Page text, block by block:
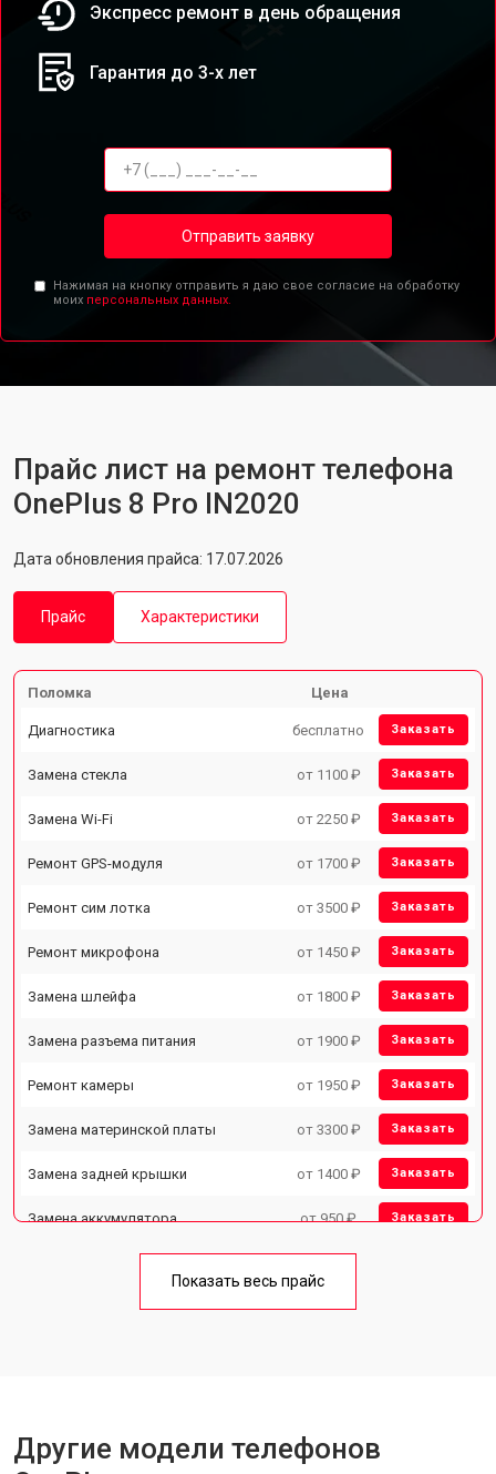
Экспресс ремонт в день обращения
Гарантия до 3-х лет
Отправить заявку
Нажимая на кнопку отправить я даю свое согласие на обработку
моих персональных данных.
Прайс лист на ремонт телефона
OnePlus 8 Pro IN2020
Дата обновления прайса: 17.07.2026
Прайс Характеристики
Поломка Цена
Диагностика бесплатно Заказать
Замена стекла от 1100 ₽ Заказать
Замена Wi-Fi от 2250 ₽ Заказать
Ремонт GPS-модуля от 1700 ₽ Заказать
Ремонт сим лотка от 3500 ₽ Заказать
Ремонт микрофона от 1450 ₽ Заказать
Замена шлейфа от 1800 ₽ Заказать
Замена разъема питания от 1900 ₽ Заказать
Ремонт камеры от 1950 ₽ Заказать
Замена материнской платы от 3300 ₽ Заказать
Замена задней крышки от 1400 ₽ Заказать
Замена аккумулятора от 950 ₽ Заказать
Ремонт цепи питания от 3200 ₽
Показать весь прайс
Другие модели телефонов